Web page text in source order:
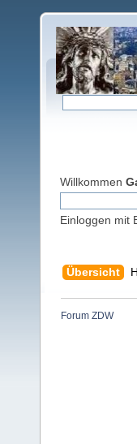
Willkommen
Einloggen mit
Übersicht
Forum ZDW